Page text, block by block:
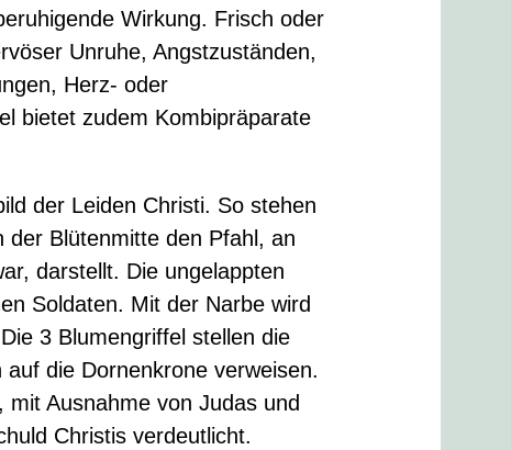
Wirkung. Frisch oder
Unruhe, Angstzuständen,
Herz- oder
bietet zudem Kombipräparate
der Leiden Christi. So stehen
der Blütenmitte den Pfahl, an
darstellt. Die ungelappten
Soldaten. Mit der Narbe wird
3 Blumengriffel stellen die
die Dornenkrone verweisen.
Ausnahme von Judas und
Christis verdeutlicht.